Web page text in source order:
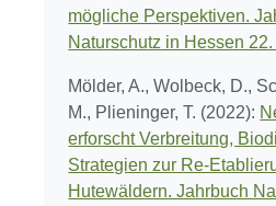
mögliche Perspektiven.
Naturschutz in Hessen
Mölder, A., Wolbeck, D.,
M., Plieninger, T. (2022):
erforscht Verbreitung,
Strategien zur Re-
Hutewäldern. Jahrbuch